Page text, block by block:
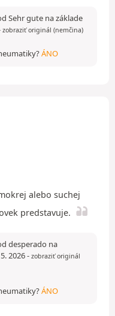
Sehr gute na základe
zobraziť originál (nemčina)
ÁNO
alebo suchej
predstavuje.
desperado na
2026- zobraziť originál
ÁNO